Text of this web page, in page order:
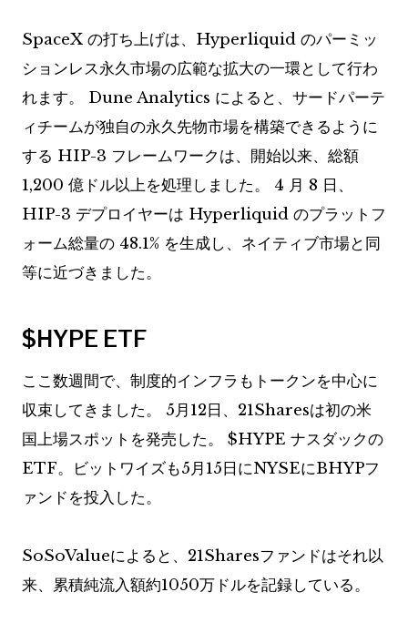
SpaceX の打ち上げは、Hyperliquid のパーミッ
ションレス永久市場の広範な拡大の一環として行わ
れます。 Dune Analytics によると、サードパーテ
ィチームが独自の永久先物市場を構築できるように
する HIP-3 フレームワークは、開始以来、総額
1,200 億ドル以上を処理しました。 4 月 8 日、
HIP-3 デプロイヤーは Hyperliquid のプラットフ
ォーム総量の 48.1% を生成し、ネイティブ市場と同
等に近づきました。
$HYPE ETF
ここ数週間で、制度的インフラもトークンを中心に
収束してきました。 5月12日、21Sharesは初の米
国上場スポットを発売した。 $HYPE ナスダックの
ETF。ビットワイズも5月15日にNYSEにBHYPフ
ァンドを投入した。
SoSoValueによると、21Sharesファンドはそれ以
来、累積純流入額約1050万ドルを記録している。